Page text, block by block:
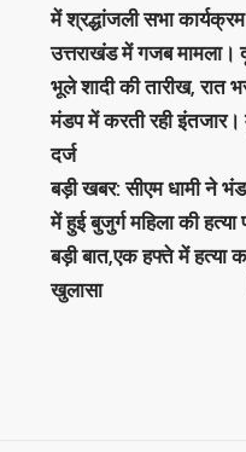
में श्रद्धांजली सभा कार्यक्रम
उत्तराखंड में गजब मामला।
भूले शादी की तारीख, रात
मंडप में करती रही
दर्ज
बड़ी खबर: सीएम धामी ने
में हुई बुजुर्ग महिला की हत्या
बड़ी बात,एक हफ्ते में हत्या
खुलासा